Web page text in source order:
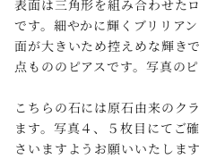
表面は三角形を組み合わせた
です。細やかに輝くブリリア
面が大きいため控えめな輝き
点もののピアスです。写真の
こちらの石には原石由来のク
ます。写真４、５枚目にてご
さいますようお願いいたします